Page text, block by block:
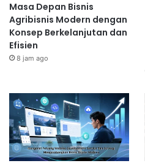
Masa Depan Bisnis
Agribisnis Modern dengan
Konsep Berkelanjutan dan
Efisien
8 jam ago